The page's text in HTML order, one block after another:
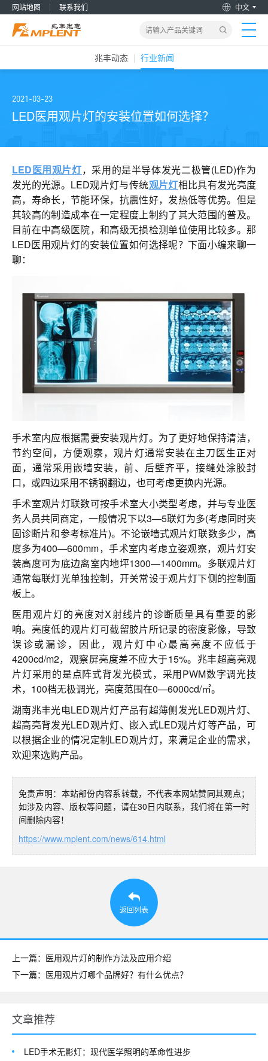
网站地图 联系我们 中文
产品&解决方案
关于我们
加入兆丰
服务支持
兆丰动态 行业新闻
2021-03-23
LED医用观片灯的安装位置如何选择？
LED医用观片灯，采用的是半导体发光二极管(LED)作为
发光的光源。LED观片灯与传统观片灯相比具有发光亮度
高，寿命长，节能环保，抗震性好，发热低等优势。但是
其较高的制造成本在一定程度上制约了其大范围的普及。
目前在中高级医院，和高级无损检测单位使用比较多。那
LED医用观片灯的安装位置如何选择呢？下面小编来聊一
聊：
手术室内应根据需要安装观片灯。为了更好地保持清洁，
节约空间，方便观察，观片灯通常安装在主刀医生正对
面，通常采用嵌墙安装，前、后壁齐平，接缝处涂胶封
口，或四边采用不锈钢翻边，也可考虑更换内光源。
手术室观片灯联数可按手术室大小类型考虑，并与专业医
务人员共同商定，一般情况下以3—5联灯为多(考虑同时夹
固诊断片和参考标准片)。不论嵌墙式观片灯联数多少，高
度多为400—600mm，手术室内考虑立姿观察，观片灯安
装高度可为底边离室内地坪1300—1400mm。多联观片灯
通常每联灯光单独控制，开关常设于观片灯下侧的控制面
板上。
医用观片灯的亮度对X射线片的诊断质量具有重要的影
响。亮度低的观片灯可截留胶片所记录的密度影像，导致
误诊或漏诊，因此，观片灯中心最高亮度不应低于
4200cd/m2，观察屏亮度差不应大于15%。兆丰超高亮观
片灯采用的是点阵式背发光模式，采用PWM数字调光技
术，100档无极调光，亮度范围在0—6000cd/㎡。
湖南兆丰光电LED观片灯产品有超薄侧发光LED观片灯、
超高亮背发光LED观片灯、嵌入式LED观片灯等产品，可
以根据企业的情况定制LED观片灯，来满足企业的需求，
欢迎来选购产品。
免责声明：本站部份内容系转载，不代表本网站赞同其观点；
如涉及内容、版权等问题，请在30日内联系，我们将在第一时
间删除内容！
https://www.mplent.com/news/614.html
返回列表
上一篇：医用观片灯的制作方法及应用介绍
下一篇：医用观片灯哪个品牌好？有什么优点？
文章推荐
LED手术无影灯：现代医学照明的革命性进步